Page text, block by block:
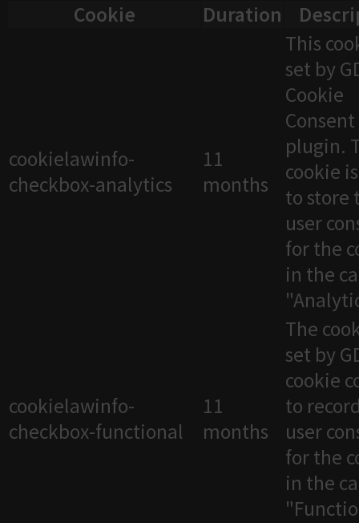
Cookie
Duration
cookielawinfo-
checkbox-analytics
11
months
This
set by
Cookie
Consent
plugin.
cookie
to store
user
for the
in the
cookielawinfo-
checkbox-functional
11
months
The
set by
cookie
to
user
for the
in the